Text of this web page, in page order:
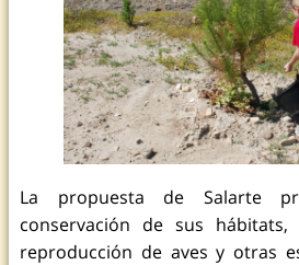
La propuesta de Salarte
conservación de sus
reproducción de aves y otras